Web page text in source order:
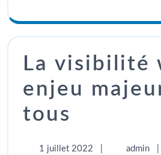
La visibilité
enjeu
tous
1 juillet 2022 admin